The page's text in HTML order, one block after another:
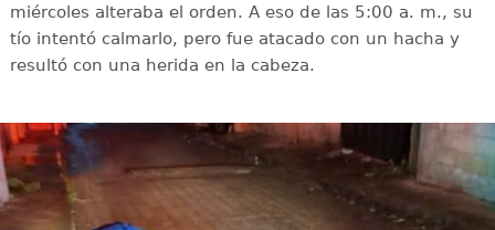
miércoles alteraba el orden. A eso de las 5:00 a. m., su
tío intentó calmarlo, pero fue atacado con un hacha y
resultó con una herida en la cabeza.